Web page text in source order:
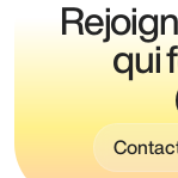
qui